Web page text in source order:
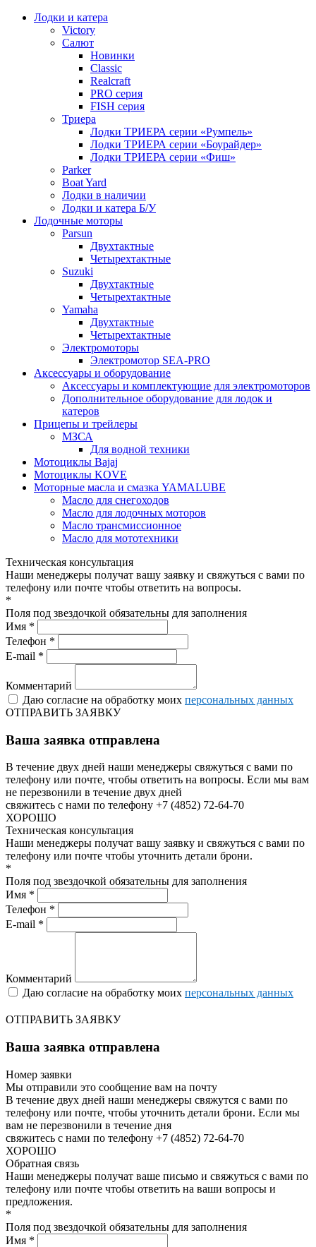
Лодки и катера
Victory
Салют
Новинки
Classic
Realcraft
PRO серия
FISH серия
Триера
Лодки ТРИЕРА серии «Румпель»
Лодки ТРИЕРА серии «Боурайдер»
Лодки ТРИЕРА серии «Фиш»
Parker
Boat Yard
Лодки в наличии
Лодки и катера Б/У
Лодочные моторы
Parsun
Двухтактные
Четырехтактные
Suzuki
Двухтактные
Четырехтактные
Yamaha
Двухтактные
Четырехтактные
Электромоторы
Электромотор SEA-PRO
Аксессуары и оборудование
Аксессуары и комплектующие для электромоторов
Дополнительное оборудование для лодок и
катеров
Прицепы и трейлеры
МЗСА
Для водной техники
Мотоциклы Bajaj
Мотоциклы KOVE
Моторные масла и смазка YAMALUBE
Масло для снегоходов
Масло для лодочных моторов
Масло трансмиссионное
Масло для мототехники
Техническая консультация
Наши менеджеры получат вашу заявку и свяжуться с вами по
телефону или почте чтобы ответить на вопросы.
*
Поля под звездочкой обязательны для заполнения
Имя *
Телефон *
E-mail *
Комментарий
Даю согласие на обработку моих персональных данных
ОТПРАВИТЬ ЗАЯВКУ
Ваша заявка отправлена
В течение двух дней наши менеджеры свяжуться с вами по
телефону или почте, чтобы ответить на вопросы. Если мы вам
не перезвонили в течение двух дней
свяжитесь с нами по телефону +7 (4852) 72-64-70
ХОРОШО
Техническая консультация
Наши менеджеры получат вашу заявку и свяжуться с вами по
телефону или почте чтобы уточнить детали брони.
*
Поля под звездочкой обязательны для заполнения
Имя *
Телефон *
E-mail *
Комментарий
Даю согласие на обработку моих персональных данных
ОТПРАВИТЬ ЗАЯВКУ
Ваша заявка отправлена
Номер заявки
Мы отправили это сообщение вам на почту
В течение двух дней наши менеджеры свяжутся с вами по
телефону или почте, чтобы уточнить детали брони. Если мы
вам не перезвонили в течение дня
свяжитесь с нами по телефону +7 (4852) 72-64-70
ХОРОШО
Обратная связь
Наши менеджеры получат ваше письмо и свяжуться с вами по
телефону или почте чтобы ответить на ваши вопросы и
предложения.
*
Поля под звездочкой обязательны для заполнения
Имя *